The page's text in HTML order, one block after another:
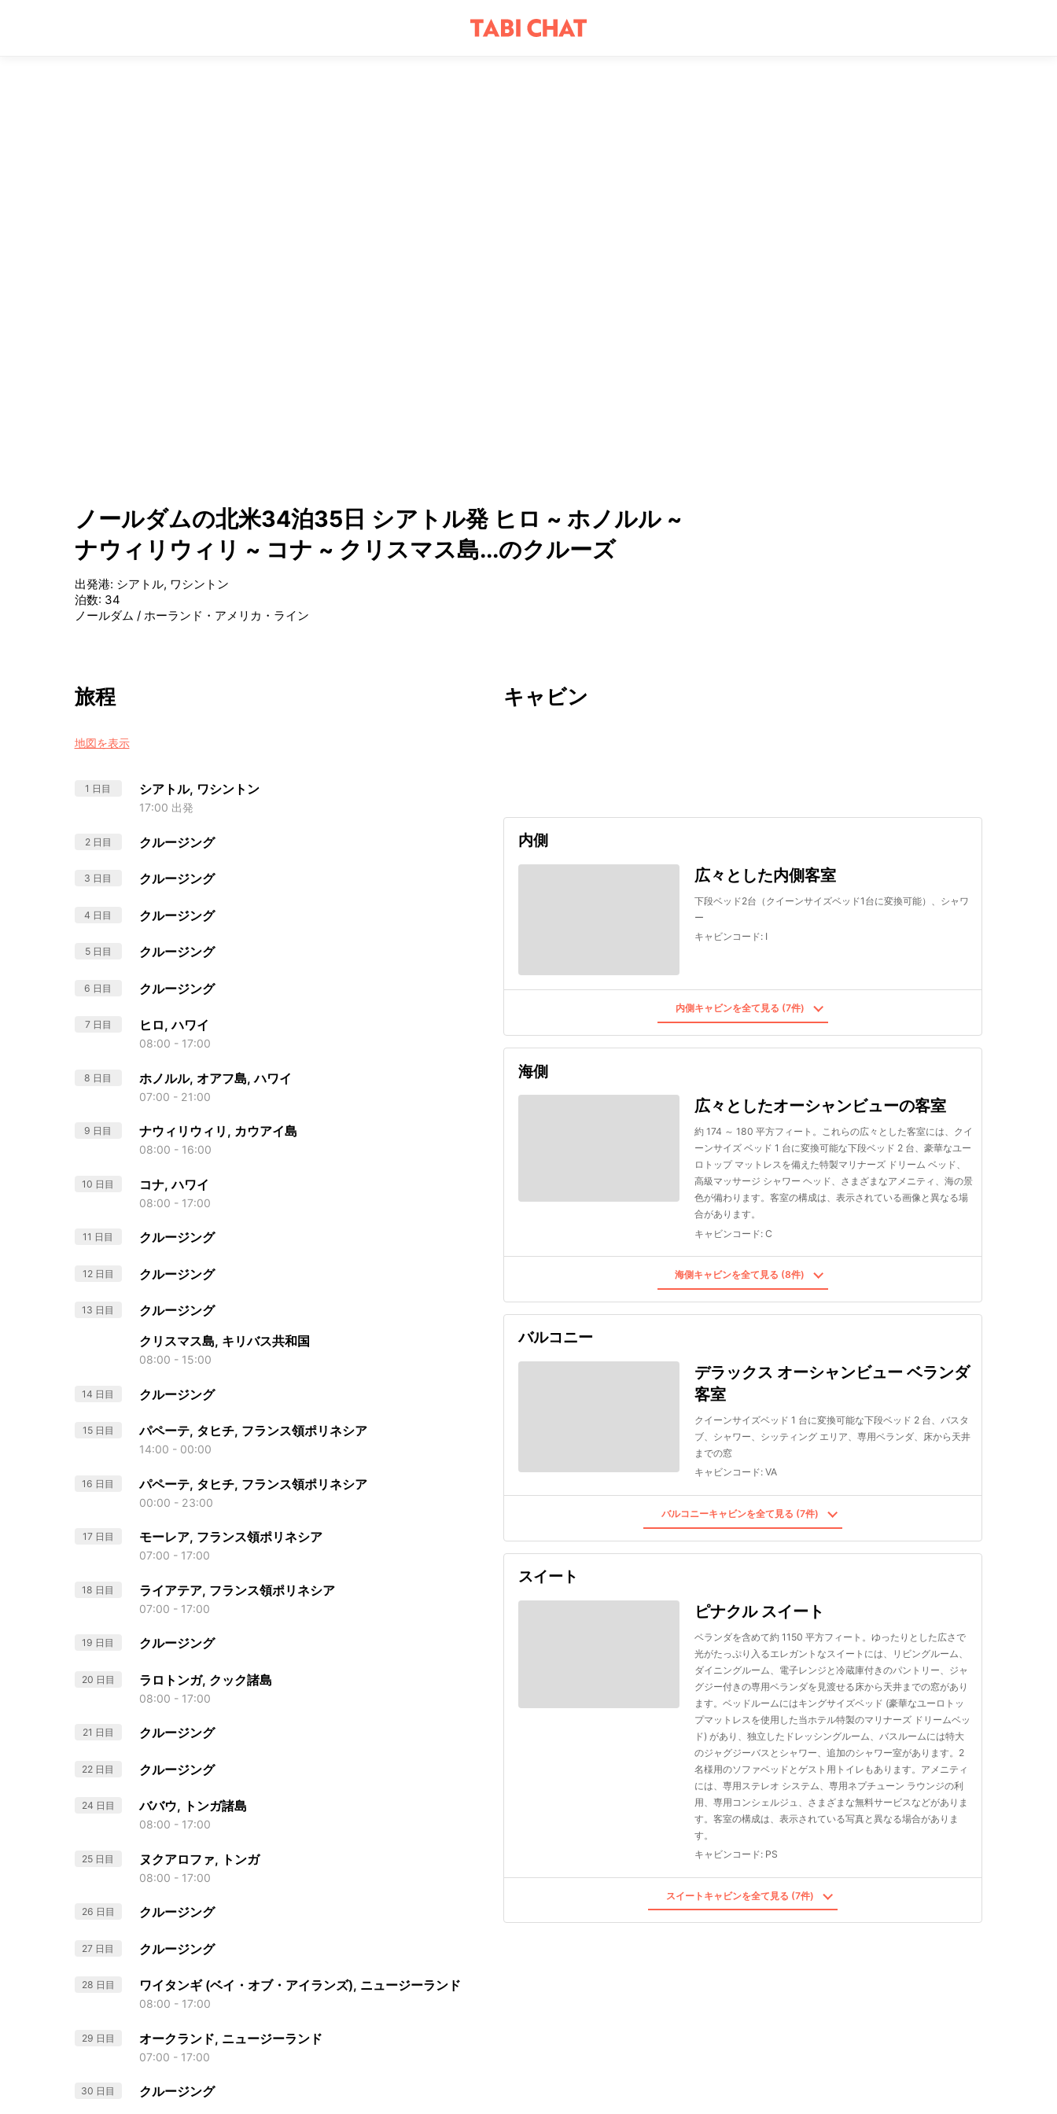
ノールダムの北米34泊35日 シアトル発 ヒロ ~ ホノルル ~
ナウィリウィリ ~ コナ ~ クリスマス島...のクルーズ
出発港: シアトル, ワシントン
泊数: 34
ノールダム / ホーランド・アメリカ・ライン
旅程
地図を表示
1 日目 シアトル, ワシントン
17:00 出発
2 日目 クルージング
3 日目 クルージング
4 日目 クルージング
5 日目 クルージング
6 日目 クルージング
7 日目 ヒロ, ハワイ
08:00 - 17:00
8 日目 ホノルル, オアフ島, ハワイ
07:00 - 21:00
9 日目 ナウィリウィリ, カウアイ島
08:00 - 16:00
10 日目 コナ, ハワイ
08:00 - 17:00
11 日目 クルージング
12 日目 クルージング
13 日目 クルージング
クリスマス島, キリバス共和国
08:00 - 15:00
14 日目 クルージング
15 日目 パペーテ, タヒチ, フランス領ポリネシア
14:00 - 00:00
16 日目 パペーテ, タヒチ, フランス領ポリネシア
00:00 - 23:00
17 日目 モーレア, フランス領ポリネシア
07:00 - 17:00
18 日目 ライアテア, フランス領ポリネシア
07:00 - 17:00
19 日目 クルージング
20 日目 ラロトンガ, クック諸島
08:00 - 17:00
21 日目 クルージング
22 日目 クルージング
24 日目 ババウ, トンガ諸島
08:00 - 17:00
25 日目 ヌクアロファ, トンガ
08:00 - 17:00
26 日目 クルージング
27 日目 クルージング
28 日目 ワイタンギ (ベイ・オブ・アイランズ), ニュージーランド
08:00 - 17:00
29 日目 オークランド, ニュージーランド
07:00 - 17:00
30 日目 クルージング
キャビン
内側
広々とした内側客室
下段ベッド2台（クイーンサイズベッド1台に変換可能）、シャワ
ー
キャビンコード: I
内側キャビンを全て見る (7件)
海側
広々としたオーシャンビューの客室
約 174 ～ 180 平方フィート。これらの広々とした客室には、クイ
ーンサイズ ベッド 1 台に変換可能な下段ベッド 2 台、豪華なユー
ロトップ マットレスを備えた特製マリナーズ ドリーム ベッド、
高級マッサージ シャワー ヘッド、さまざまなアメニティ、海の景
色が備わります。客室の構成は、表示されている画像と異なる場
合があります。
キャビンコード: C
海側キャビンを全て見る (8件)
バルコニー
デラックス オーシャンビュー ベランダ
客室
クイーンサイズベッド 1 台に変換可能な下段ベッド 2 台、バスタ
ブ、シャワー、シッティング エリア、専用ベランダ、床から天井
までの窓
キャビンコード: VA
バルコニーキャビンを全て見る (7件)
スイート
ピナクル スイート
ベランダを含めて約 1150 平方フィート。ゆったりとした広さで
光がたっぷり入るエレガントなスイートには、リビングルーム、
ダイニングルーム、電子レンジと冷蔵庫付きのパントリー、ジャ
グジー付きの専用ベランダを見渡せる床から天井までの窓があり
ます。ベッドルームにはキングサイズベッド (豪華なユーロトッ
プマットレスを使用した当ホテル特製のマリナーズ ドリームベッ
ド) があり、独立したドレッシングルーム、バスルームには特大
のジャグジーバスとシャワー、追加のシャワー室があります。2
名様用のソファベッドとゲスト用トイレもあります。アメニティ
には、専用ステレオ システム、専用ネプチューン ラウンジの利
用、専用コンシェルジュ、さまざまな無料サービスなどがありま
す。客室の構成は、表示されている写真と異なる場合がありま
す。
キャビンコード: PS
スイートキャビンを全て見る (7件)